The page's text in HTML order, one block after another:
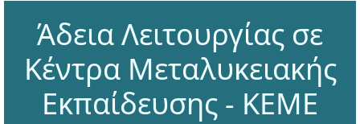
Άδεια Λειτουργίας σε
Κέντρα Μεταλυκειακής
Εκπαίδευσης - ΚΕΜΕ